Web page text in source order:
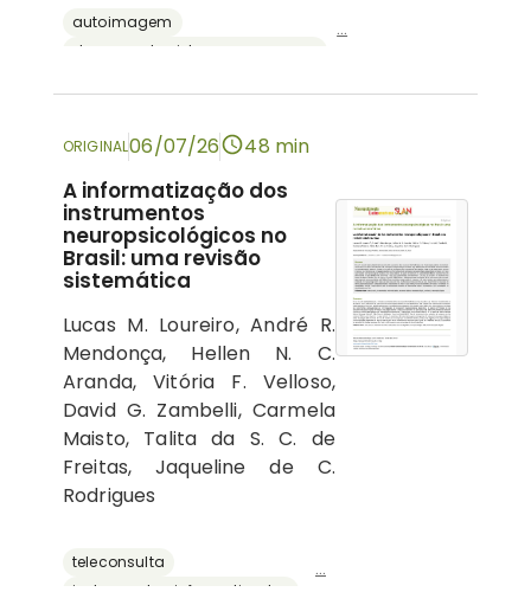
autoimagem
...
ORIGINAL06/07/26 48 min
A informatização dos
instrumentos
neuropsicológicos no
Brasil: uma revisão
sistemática
Lucas M. Loureiro, André R.
Mendonça, Hellen N. C.
Aranda, Vitória F. Velloso,
David G. Zambelli, Carmela
Maisto, Talita da S. C. de
Freitas, Jaqueline de C.
Rodrigues
teleconsulta
...